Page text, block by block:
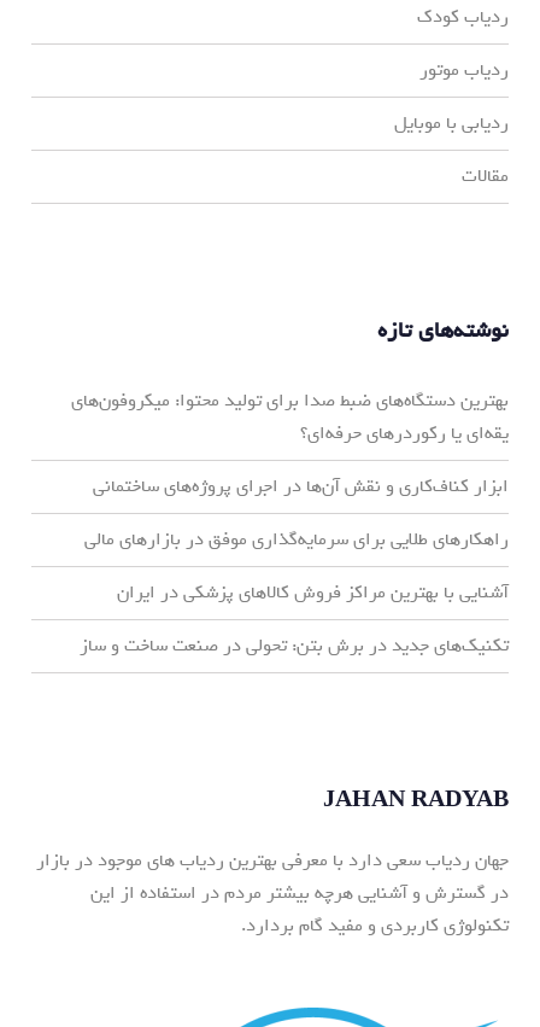
ردیاب کودک
ردیاب موتور
ردیابی با موبایل
مقالات
نوشته‌های تازه
بهترین دستگاه‌های ضبط صدا برای تولید محتوا: میکروفون‌های
یقه‌ای یا رکوردرهای حرفه‌ای؟
ابزار کناف‌کاری و نقش آن‌ها در اجرای پروژه‌های ساختمانی
راهکارهای طلایی برای سرمایه‌گذاری موفق در بازارهای مالی
آشنایی با بهترین مراکز فروش کالاهای پزشکی در ایران
تکنیک‌های جدید در برش بتن: تحولی در صنعت ساخت و ساز
JAHAN RADYAB
جهان ردیاب سعی دارد با معرفی بهترین ردیاب های موجود در بازار
در گسترش و آشنایی هرچه بیشتر مردم در استفاده از این
تکنولوژی کاربردی و مفید گام بردارد.